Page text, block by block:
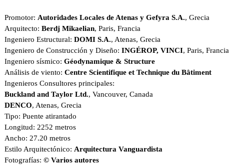
Promotor: Autoridades Locales de Atenas y Gefyra S.A., Grecia
Arquitecto: Berdj Mikaelian, Paris, Francia
Ingeniero Estructural: DOMI S.A., Atenas, Grecia
Ingeniero de Construcción y Diseño: INGÉROP, VINCI, Paris, Francia
Ingeniero sísmico: Géodynamique & Structure
Análisis de viento: Centre Scientifique et Technique du Bâtiment
Ingenieros Consultores principales:
Buckland and Taylor Ltd., Vancouver, Canada
DENCO, Atenas, Grecia
Tipo: Puente atirantado
Longitud: 2252 metros
Ancho: 27.20 metros
Estilo Arquitectónico: Arquitectura Vanguardista
Fotografías: © Varios autores